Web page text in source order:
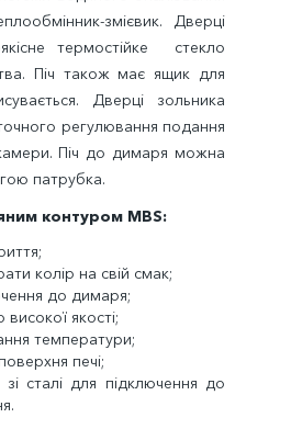
змієвик. Дверці
термостійке стекло
Піч також має ящик для
Дверці зольника
регулювання подання
Піч до димаря можна
патрубка.
контуром MBS:
колір на свій смак;
до димаря;
якості;
температури;
печі;
сталі для підключення до